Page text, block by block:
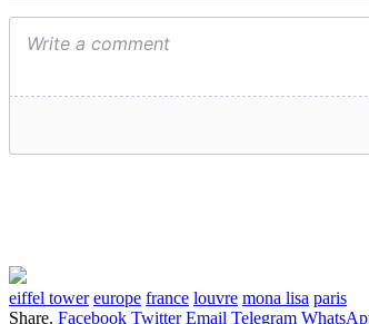
eiffel tower europe france louvre mona lisa paris
Share. Facebook Twitter Email Telegram